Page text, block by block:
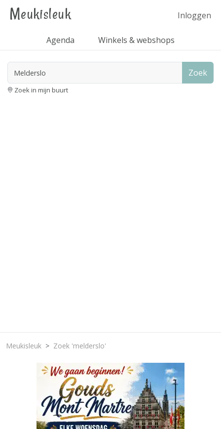
Meukisleuk Inloggen
Agenda Winkels & webshops
Zoek
Zoek in mijn buurt
Meukisleuk Zoek 'melderslo'